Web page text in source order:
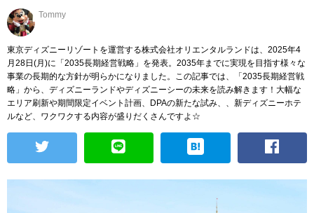
Tommy
東京ディズニーリゾートを運営する株式会社オリエンタルランドは、2025年4
月28日(月)に「2035長期経営戦略」を発表。2035年までに実現を目指す様々な
事業の長期的な方針が明らかになりました。この記事では、「2035長期経営戦
略」から、ディズニーランドやディズニーシーの未来を読み解きます！大幅な
エリア刷新や期間限定イベント計画、DPAの新たな試み、、新ディズニーホテ
ルなど、ワクワクする内容が盛りだくさんですよ☆